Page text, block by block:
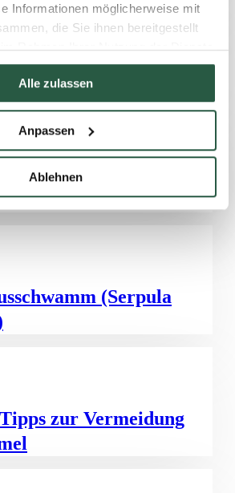
Informationen möglicherweise mit
die Sie ihnen bereitgestellt
Rahmen Ihrer Nutzung der Dienste
Alle zulassen
Anpassen
Ablehnen
von Holzabbau
in den
1-3
(Serpula
zur Vermeidung